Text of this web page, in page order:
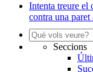
Intenta treure el
contra una paret
Seccions